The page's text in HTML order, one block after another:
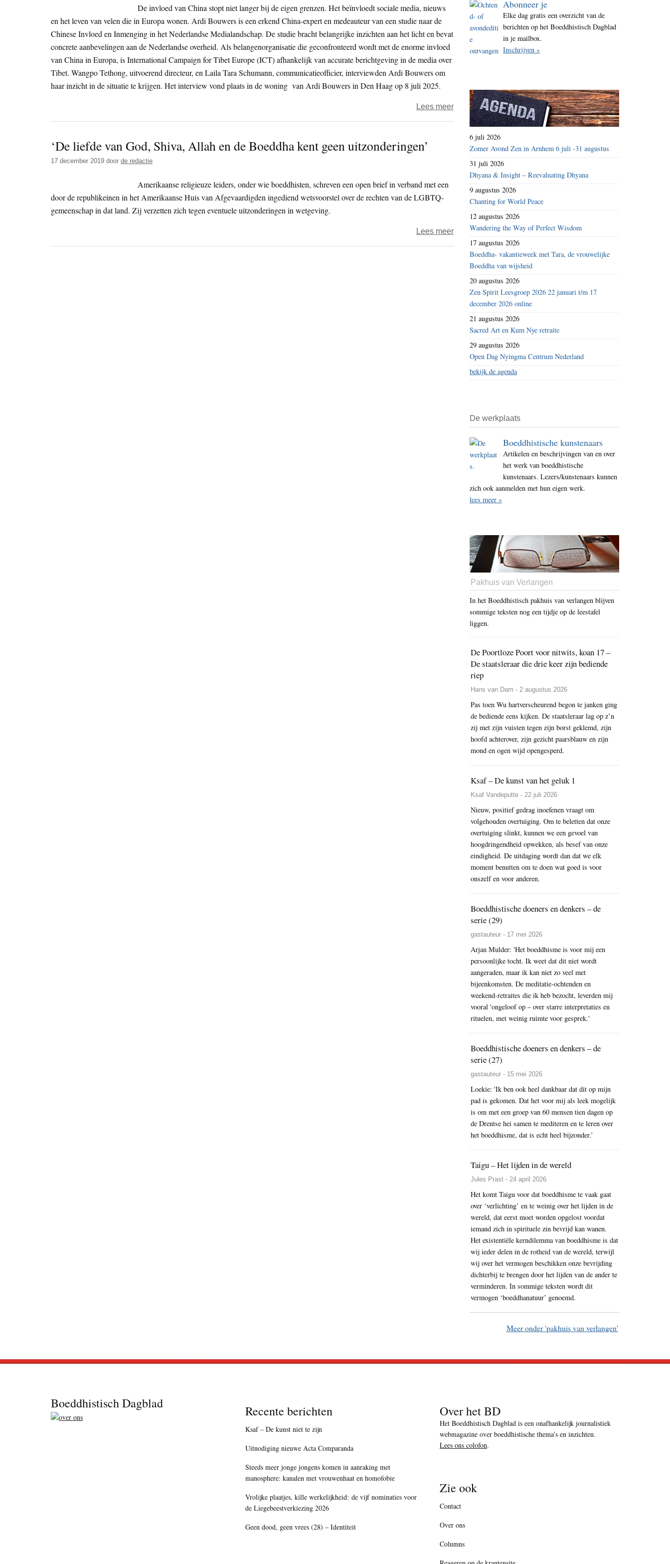
i
t
De invloed van China stopt niet langer bij de eigen grenzen. Het beïnvloedt sociale media, nieuws
en het leven van velen die in Europa wonen. Ardi Bouwers is een erkend China-expert en medeauteur van een studie naar de
Chinese Invloed en Inmenging in het Nederlandse Medialandschap. De studie bracht belangrijke inzichten aan het licht en bevat
concrete aanbevelingen aan de Nederlandse overheid. Als belangenorganisatie die geconfronteerd wordt met de enorme invloed
van China in Europa, is International Campaign for Tibet Europe (ICT) afhankelijk van accurate berichtgeving in de media over
Tibet. Wangpo Tethong, uitvoerend directeur, en Laila Tara Schumann, communicatieofficier, interviewden Ardi Bouwers om
haar inzicht in de situatie te krijgen. Het interview vond plaats in de woning van Ardi Bouwers in Den Haag op 8 juli 2025.
Lees meerover
“Buiten
wonen
begint
steeds
meer
voelen
binnen
China
wonen”
‘De liefde van God, Shiva, Allah en de Boeddha kent geen uitzonderingen’
17 december 2019 door de redactie
Amerikaanse religieuze leiders, onder wie boeddhisten, schreven een open brief in verband met een
door de republikeinen in het Amerikaanse Huis van Afgevaardigden ingediend wetsvoorstel over de rechten van de LGBTQ-
gemeenschap in dat land. Zij verzetten zich tegen eventuele uitzonderingen in wetgeving.
Lees meerover
liefde
God,
Shiva,
Allah
Boeddha
geen
Abonneer je
Elke dag gratis een overzicht van de
berichten op het Boeddhistisch Dagblad
in je mailbox.
Inschrijven »
6 juli 2026
Zomer Avond Zen in Arnhem 6 juli -31 augustus
31 juli 2026
Dhyana & Insight – Reevaluating Dhyana
9 augustus 2026
Chanting for World Peace
12 augustus 2026
Wandering the Way of Perfect Wisdom
17 augustus 2026
Boeddha- vakantieweek met Tara, de vrouwelijke
Boeddha van wijsheid
20 augustus 2026
Zen Spirit Leesgroep 2026 22 januari t/m 17
december 2026 online
21 augustus 2026
Sacred Art en Kum Nye retraite
29 augustus 2026
Open Dag Nyingma Centrum Nederland
bekijk de agenda
De werkplaats
Boeddhistische kunstenaars
Artikelen en beschrijvingen van en over
het werk van boeddhistische
kunstenaars. Lezers/kunstenaars kunnen
zich ook aanmelden met hun eigen werk.
lees meer »
Pakhuis van Verlangen
In het Boeddhistisch pakhuis van verlangen blijven
sommige teksten nog een tijdje op de leestafel
liggen.
De Poortloze Poort voor nitwits, koan 17 –
De staatsleraar die drie keer zijn bediende
riep
Hans van Dam - 2 augustus 2026
Pas toen Wu hartverscheurend begon te janken ging
de bediende eens kijken. De staatsleraar lag op z’n
zij met zijn vuisten tegen zijn borst geklemd, zijn
hoofd achterover, zijn gezicht paarsblauw en zijn
mond en ogen wijd opengesperd.
Ksaf – De kunst van het geluk 1
Ksaf Vandeputte - 22 juli 2026
Nieuw, positief gedrag inoefenen vraagt om
volgehouden overtuiging. Om te beletten dat onze
overtuiging slinkt, kunnen we een gevoel van
hoogdringendheid opwekken, als besef van onze
eindigheid. De uitdaging wordt dan dat we elk
moment benutten om te doen wat goed is voor
onszelf en voor anderen.
Boeddhistische doeners en denkers – de
serie (29)
gastauteur - 17 mei 2026
Arjan Mulder: 'Het boeddhisme is voor mij een
persoonlijke tocht. Ik weet dat dit niet wordt
aangeraden, maar ik kan niet zo veel met
bijeenkomsten. De meditatie-ochtenden en
weekend-retraites die ik heb bezocht, leverden mij
vooral 'ongeloof op – over starre interpretaties en
rituelen, met weinig ruimte voor gesprek.'
Boeddhistische doeners en denkers – de
serie (27)
gastauteur - 15 mei 2026
Loekie: 'Ik ben ook heel dankbaar dat dit op mijn
pad is gekomen. Dat het voor mij als leek mogelijk
is om met een groep van 60 mensen tien dagen op
de Drentse hei samen te mediteren en te leren over
het boeddhisme, dat is echt heel bijzonder.’
Taigu – Het lijden in de wereld
Jules Prast - 24 april 2026
Het komt Taigu voor dat boeddhisme te vaak gaat
over ‘verlichting’ en te weinig over het lijden in de
wereld, dat eerst moet worden opgelost voordat
iemand zich in spirituele zin bevrijd kan wanen.
Het existentiële kerndilemma van boeddhisme is dat
wij ieder delen in de rotheid van de wereld, terwijl
wij over het vermogen beschikken onze bevrijding
dichterbij te brengen door het lijden van de ander te
verminderen. In sommige teksten wordt dit
vermogen ‘boeddhanatuur’ genoemd.
Meer onder 'pakhuis van verlangen'
Boeddhistisch Dagblad Recente berichten
Ksaf – De kunst niet te zijn
Uitnodiging nieuwe Acta Comparanda
Steeds meer jonge jongens komen in aanraking met
manosphere: kanalen met vrouwenhaat en homofobie
Vrolijke plaatjes, kille werkelijkheid: de vijf nominaties voor
de Liegebeestverkiezing 2026
Geen dood, geen vrees (28) – Identiteit
Over het BD
Het Boeddhistisch Dagblad is een onafhankelijk journalistiek
webmagazine over boeddhistische thema’s en inzichten.
Lees ons colofon.
Zie ook
Contact
Over ons
Columns